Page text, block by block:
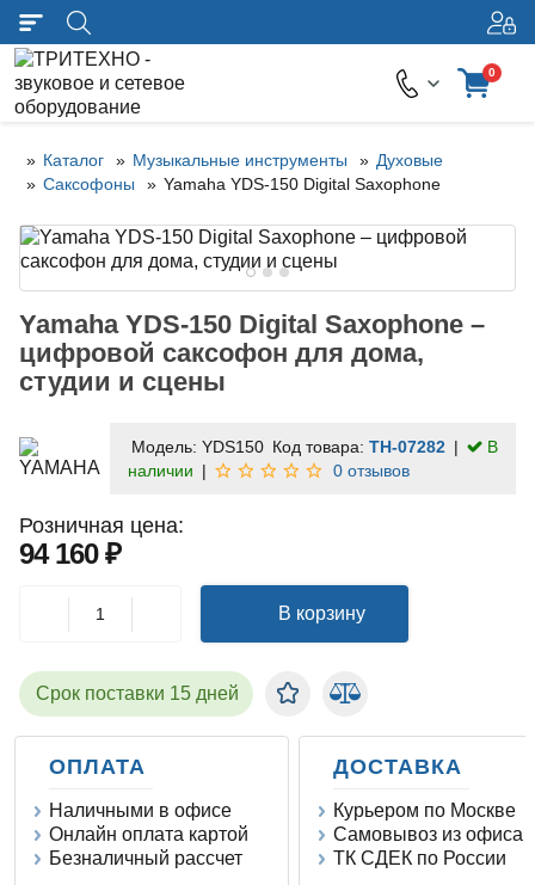
0
Каталог Музыкальные инструменты
Духовые
Саксофоны
Yamaha YDS-150 Digital Saxophone
Yamaha YDS-150 Digital Saxophone –
цифровой саксофон для дома,
студии и сцены
Модель: YDS150 Код товара: TH-07282
В
наличии
0 отзывов
Розничная цена:
94 160 ₽
В корзину
Срок поставки 15 дней
ОПЛАТА
Наличными в офисе
Онлайн оплата картой
Безналичный рассчет
ДОСТАВКА
Курьером по Москве
Самовывоз из офиса
ТК СДЕК по России